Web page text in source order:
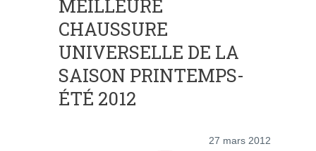
MEILLEURE
CHAUSSURE
UNIVERSELLE DE LA
SAISON PRINTEMPS-
ÉTÉ 2012
27 mars 2012